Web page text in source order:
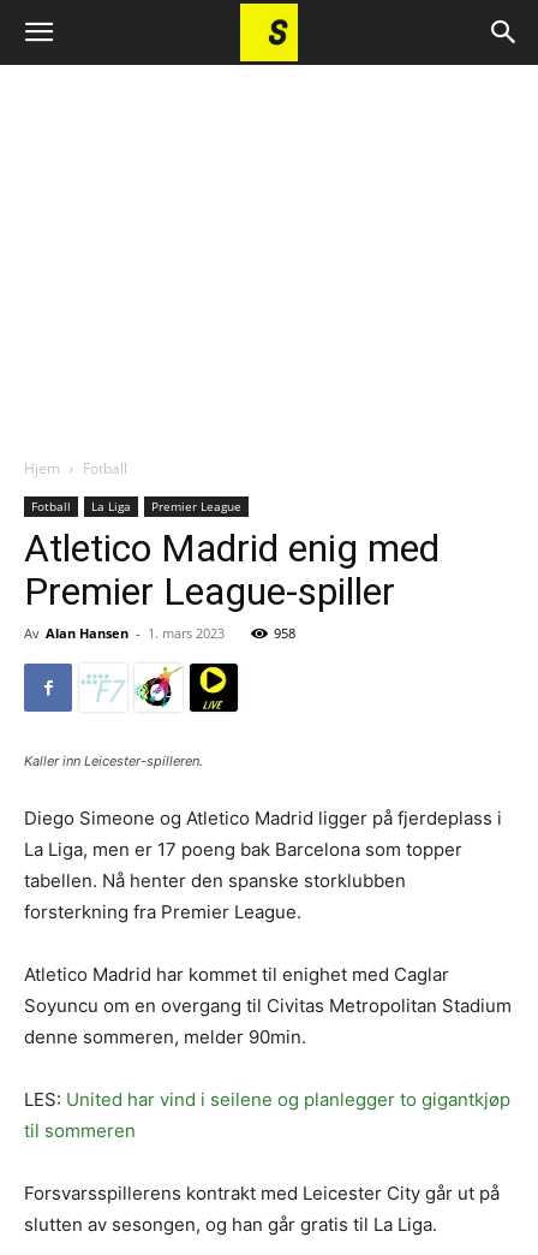
Hjem Fotball
Fotball La Liga Premier League
Atletico Madrid enig med
Premier League-spiller
Av Alan Hansen - 1. mars 2023 958
Kaller inn Leicester-spilleren.
Diego Simeone og Atletico Madrid ligger på fjerdeplass i
La Liga, men er 17 poeng bak Barcelona som topper
tabellen. Nå henter den spanske storklubben
forsterkning fra Premier League.
Atletico Madrid har kommet til enighet med Caglar
Soyuncu om en overgang til Civitas Metropolitan Stadium
denne sommeren, melder 90min.
LES: United har vind i seilene og planlegger to gigantkjøp
til sommeren
Forsvarsspillerens kontrakt med Leicester City går ut på
slutten av sesongen, og han går gratis til La Liga.